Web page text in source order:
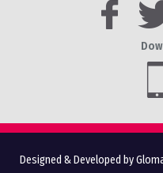
Designed & Developed by